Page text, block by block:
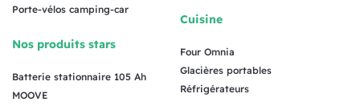
Porte-vélos camping-car
Nos produits stars
Batterie stationnaire 105 Ah
MOOVE
Cuisine
Four Omnia
Glacières portables
Réfrigérateurs